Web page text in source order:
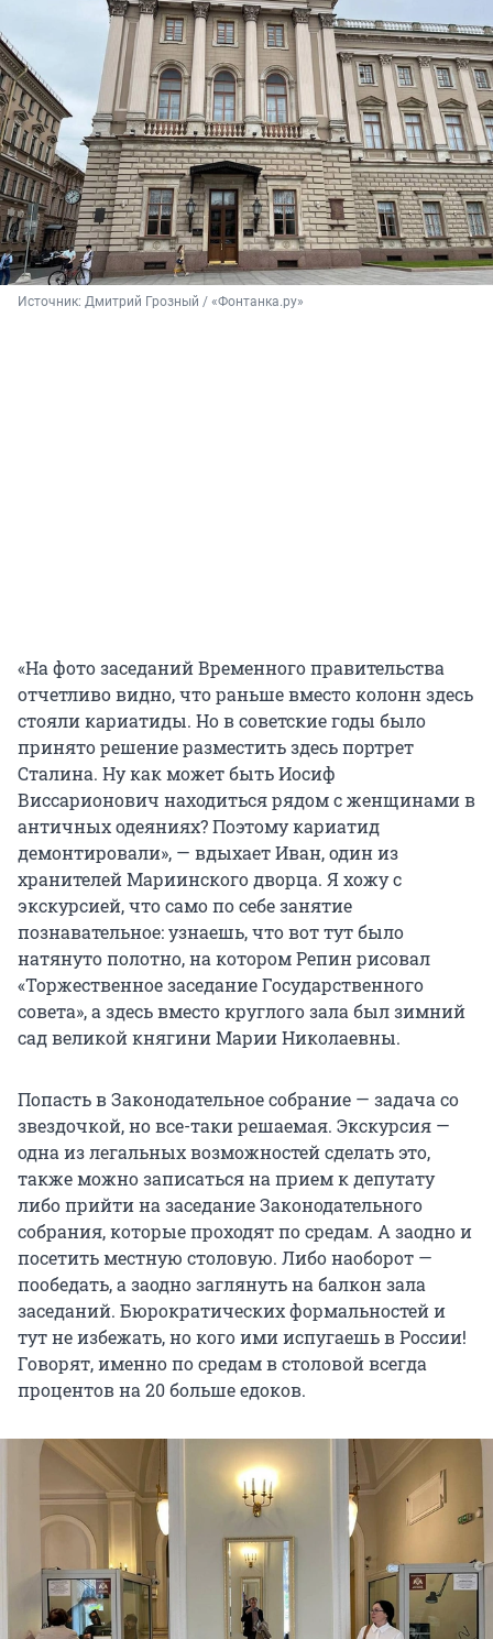
Источник: Дмитрий Грозный / «Фонтанка.ру»
«На фото заседаний Временного правительства
отчетливо видно, что раньше вместо колонн здесь
стояли кариатиды. Но в советские годы было
принято решение разместить здесь портрет
Сталина. Ну как может быть Иосиф
Виссарионович находиться рядом с женщинами в
античных одеяниях? Поэтому кариатид
демонтировали», — вдыхает Иван, один из
хранителей Мариинского дворца. Я хожу с
экскурсией, что само по себе занятие
познавательное: узнаешь, что вот тут было
натянуто полотно, на котором Репин рисовал
«Торжественное заседание Государственного
совета», а здесь вместо круглого зала был зимний
сад великой княгини Марии Николаевны.
Попасть в Законодательное собрание — задача со
звездочкой, но все-таки решаемая. Экскурсия —
одна из легальных возможностей сделать это,
также можно записаться на прием к депутату
либо прийти на заседание Законодательного
собрания, которые проходят по средам. А заодно и
посетить местную столовую. Либо наоборот —
пообедать, а заодно заглянуть на балкон зала
заседаний. Бюрократических формальностей и
тут не избежать, но кого ими испугаешь в России!
Говорят, именно по средам в столовой всегда
процентов на 20 больше едоков.